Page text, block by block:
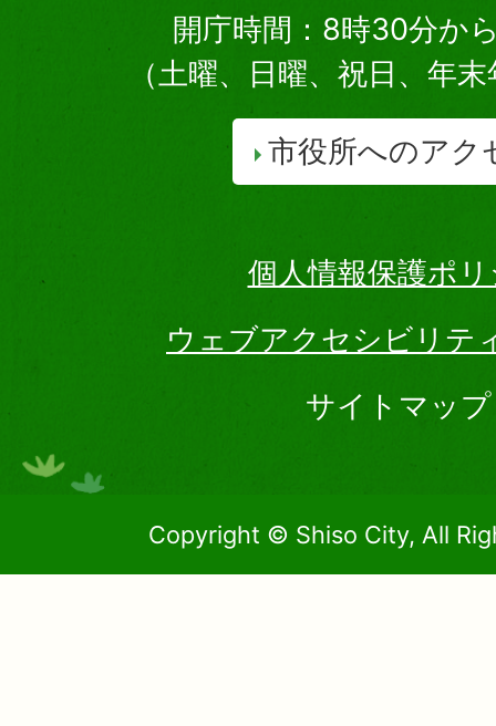
開庁時間：8時30分か
（土曜、日曜、祝日、年
市役所へのアク
個人情報保護ポ
ウェブアクセシビリテ
サイトマップ
Copyright © Shiso City, All